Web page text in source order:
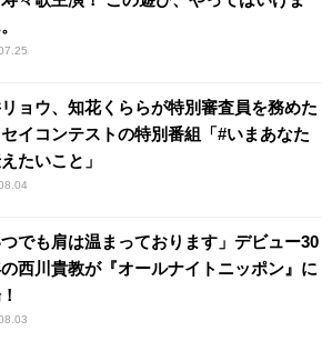
ョウ、知花くららが特別審査員を務めた
イコンテストの特別番組「#いまあなた
たいこと」
つでも肩は温まっております」デビュー30
西川貴教が『オールナイトニッポン』に